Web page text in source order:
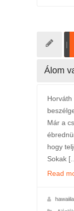
Álom
Horváth
Már a
hogy
Sokak
Read